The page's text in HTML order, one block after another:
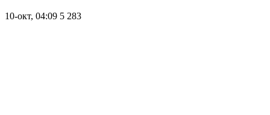
10-окт, 04:09 5 283